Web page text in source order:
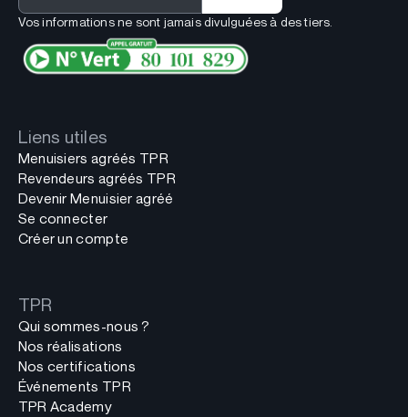
Vos informations ne sont jamais divulguées à des tiers.
Liens utiles
Menuisiers agréés TPR
Revendeurs agréés TPR
Devenir Menuisier agréé
Se connecter
Créer un compte
TPR
Qui sommes-nous ?
Nos réalisations
Nos certifications
Événements TPR
TPR Academy